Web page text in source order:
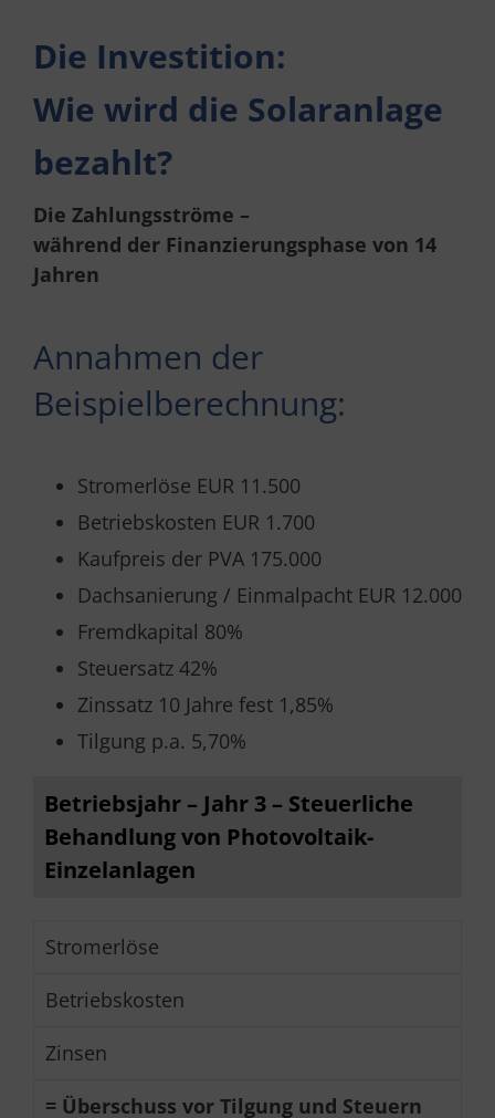
Die Investition:
Wie wird die Solaranlage
bezahlt?
Die Zahlungsströme –
während der Finanzierungsphase von 14
Jahren
Annahmen der
Beispielberechnung:
Stromerlöse EUR 11.500
Betriebskosten EUR 1.700
Kaufpreis der PVA 175.000
Dachsanierung / Einmalpacht EUR 12.000
Fremdkapital 80%
Steuersatz 42%
Zinssatz 10 Jahre fest 1,85%
Tilgung p.a. 5,70%
Betriebsjahr – Jahr 3 – Steuerliche
Behandlung von Photovoltaik-
Einzelanlagen
Stromerlöse
Betriebskosten
Zinsen
= Überschuss vor Tilgung und Steuern